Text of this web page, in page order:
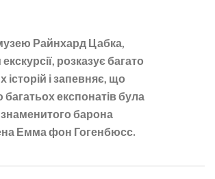
Райнхард Цабка,
розказує багато
історій і запевняє, що
експонатів була
барона
Емма фон Гогенбюсс.